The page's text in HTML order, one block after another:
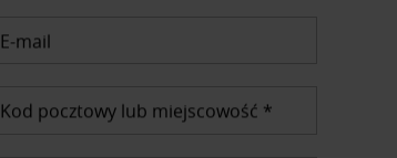
E-mail
Kod pocztowy lub miejscowość *